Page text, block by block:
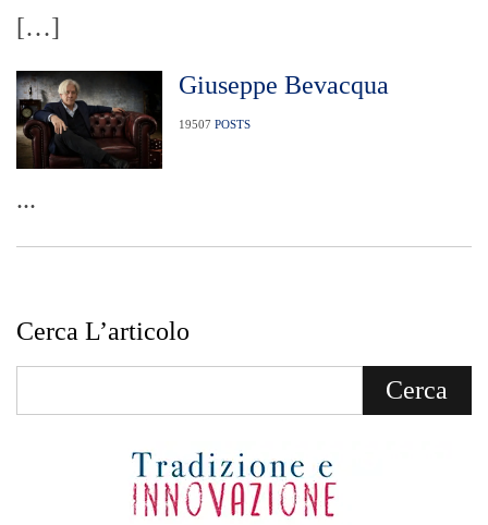
[…]
Giuseppe Bevacqua
19507 POSTS
...
Cerca L’articolo